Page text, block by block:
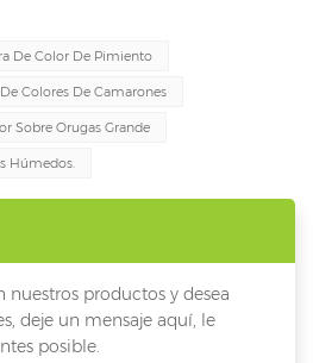
De Color De Pimiento
Colores De Camarones
Sobre Orugas Grande
Húmedos.
nuestros productos y desea
deje un mensaje aquí, le
posible.